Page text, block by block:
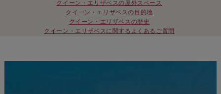
クイーン・エリザベスの屋外スペース
クイーン・エリザベスの目的地
クイーン・エリザベスの歴史
クイーン・エリザベスに関するよくあるご質問